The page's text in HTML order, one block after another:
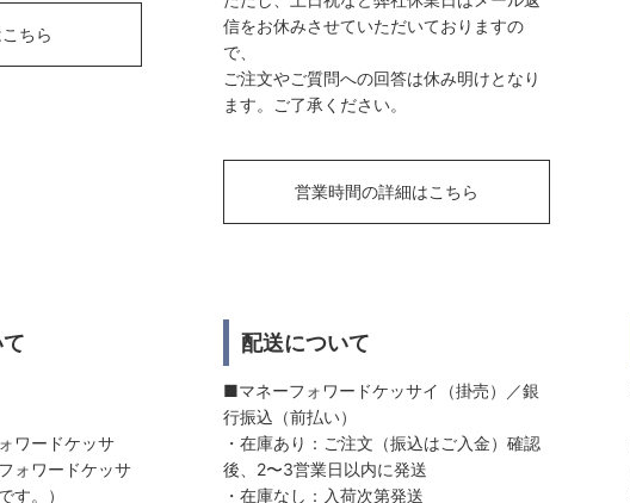
ちら
信をお休みさせていただいておりますの
で、
ご注文やご質問への回答は休み明けとなり
ます。ご了承ください。
営業時間の詳細はこちら
ワードケッサ
ォワードケッサ
す。）
配送について
■マネーフォワードケッサイ（掛売）／銀
行振込（前払い）
・在庫あり：ご注文（振込はご入金）確認
後、2〜3営業日以内に発送
・在庫なし：入荷次第発送